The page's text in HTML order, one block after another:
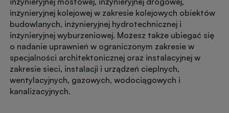
inżynieryjnej kolejowej w zakresie kolejowych obiektów
budowlanych, inżynieryjnej hydrotechnicznej i
inżynieryjnej wyburzeniowej. Możesz także ubiegać się
o nadanie uprawnień w ograniczonym zakresie w
specjalności architektonicznej oraz instalacyjnej w
zakresie sieci, instalacji i urządzeń cieplnych,
wentylacyjnych, gazowych, wodociągowych i
kanalizacyjnych.